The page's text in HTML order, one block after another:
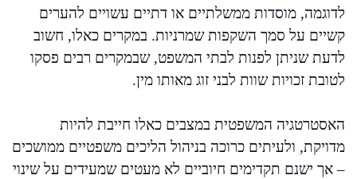
לדוגמה, מוסדות ממשלתיים או דתיים עשויים להערים
קשיים על סמך השקפות שמרניות. במקרים כאלו, חשוב
לדעת שניתן לפנות לבתי המשפט, שבמקרים רבים פסקו
לטובת זכויות שוות לבני זוג מאותו מין.
האסטרטגיה המשפטית במצבים כאלו חייבת להיות
מדויקת, ולעיתים כרוכה בניהול הליכים משפטיים ממושכים
– אך ישנם תקדימים חיוביים לא מעטים שמעידים על שינוי